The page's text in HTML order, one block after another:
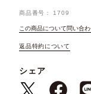
商品番号 1709
この商品について問い合
返品特約について
シェア